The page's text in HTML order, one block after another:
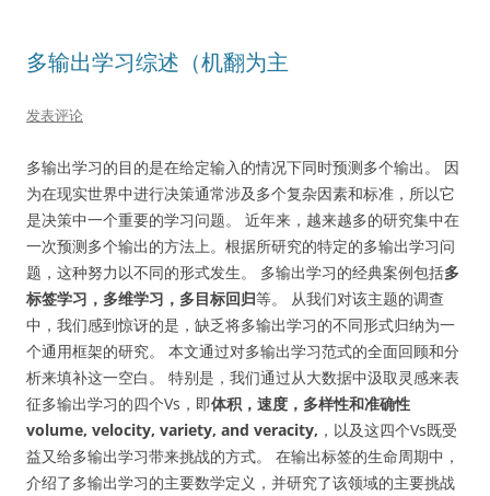
多输出学习综述（机翻为主
发表评论
多输出学习的目的是在给定输入的情况下同时预测多个输出。 因
为在现实世界中进行决策通常涉及多个复杂因素和标准，所以它
是决策中一个重要的学习问题。 近年来，越来越多的研究集中在
一次预测多个输出的方法上。根据所研究的特定的多输出学习问
题，这种努力以不同的形式发生。 多输出学习的经典案例包括多
标签学习，多维学习，多目标回归等。 从我们对该主题的调查
中，我们感到惊讶的是，缺乏将多输出学习的不同形式归纳为一
个通用框架的研究。 本文通过对多输出学习范式的全面回顾和分
析来填补这一空白。 特别是，我们通过从大数据中汲取灵感来表
征多输出学习的四个Vs，即体积，速度，多样性和准确性
volume, velocity, variety, and veracity, ，以及这四个Vs既受
益又给多输出学习带来挑战的方式。 在输出标签的生命周期中，
介绍了多输出学习的主要数学定义，并研究了该领域的主要挑战